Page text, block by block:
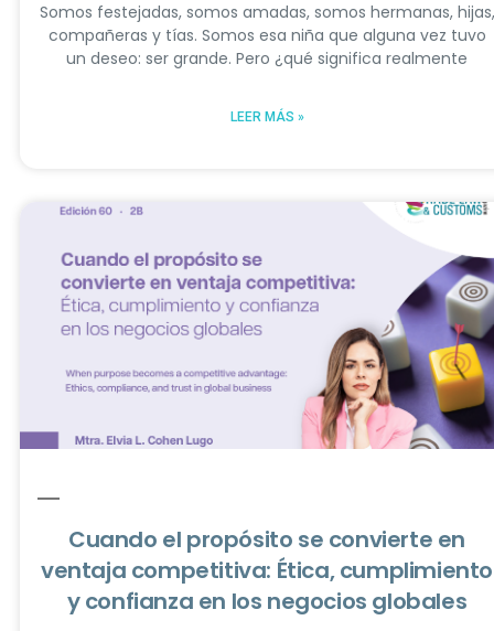
Somos festejadas, somos amadas, somos hermanas, hijas,
compañeras y tías. Somos esa niña que alguna vez tuvo
un deseo: ser grande. Pero ¿qué significa realmente
LEER MÁS »
Cuando el propósito se convierte en
ventaja competitiva: Ética, cumplimiento
y confianza en los negocios globales